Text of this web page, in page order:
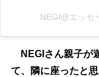
NEGI@エッセ
NEGIさん親子が
て、隣に座ったと